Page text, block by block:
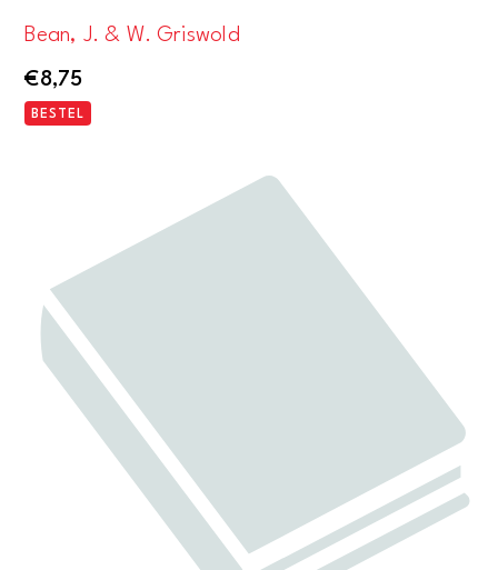
Bean, J. & W. Griswold
€8,75
BESTEL